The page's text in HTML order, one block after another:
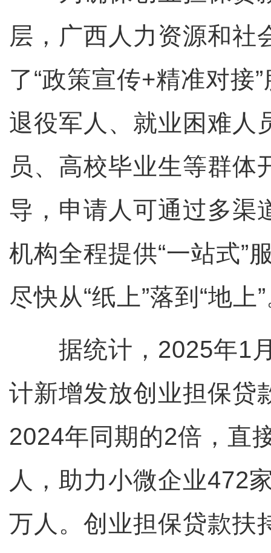
层，广西人力资源和社
了“政策宣传+精准对接
退役军人、就业困难人
员、高校毕业生等群体
导，申请人可通过多渠
机构全程提供“一站式”
尽快从“纸上”落到“地上
据统计，2025年1月
计新增发放创业担保贷
2024年同期的2倍，直
人，助力小微企业472
万人。创业担保贷款扶